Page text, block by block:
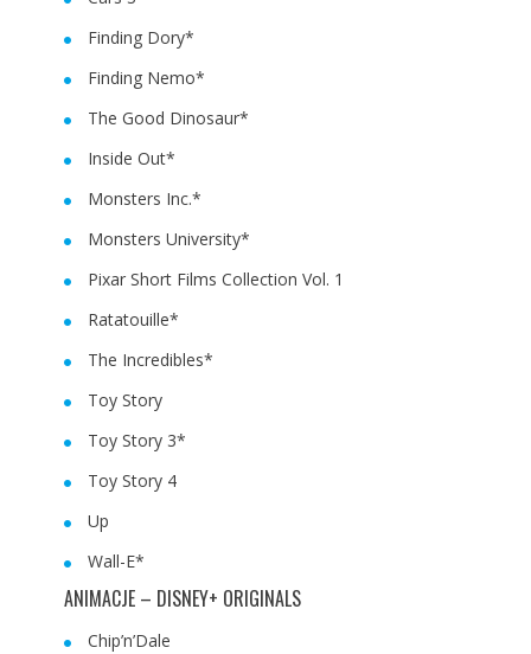
Finding Dory*
Finding Nemo*
The Good Dinosaur*
Inside Out*
Monsters Inc.*
Monsters University*
Pixar Short Films Collection Vol. 1
Ratatouille*
The Incredibles*
Toy Story
Toy Story 3*
Toy Story 4
Up
Wall-E*
ANIMACJE – DISNEY+ ORIGINALS
Chip’n’Dale